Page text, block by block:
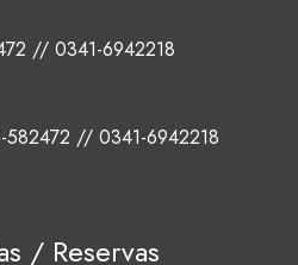
// 0341-6942218
// 0341-6942218
/ Reservas